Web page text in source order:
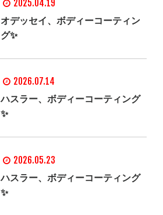
2025.04.19
オデッセイ、ボディーコーティン
グ✨
2026.07.14
ハスラー、ボディーコーティング
✨
2026.05.23
ハスラー、ボディーコーティング
✨